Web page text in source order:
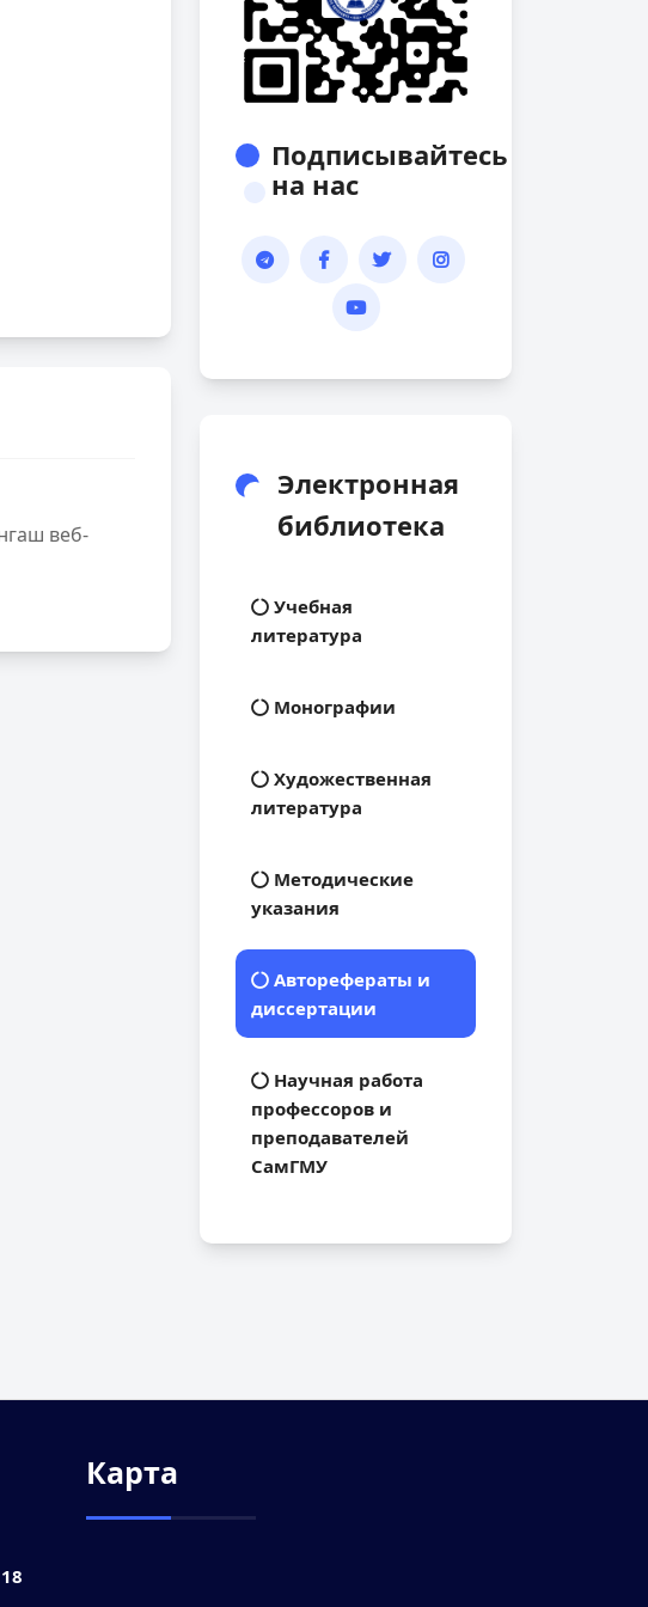
веб-
Подписывайтесь
на нас
Электронная
библиотека
Учебная
литература
Монографии
Художественная
литература
Методические
указания
Авторефераты и
диссертации
Научная работа
профессоров и
преподавателей
СамГМУ
Карта